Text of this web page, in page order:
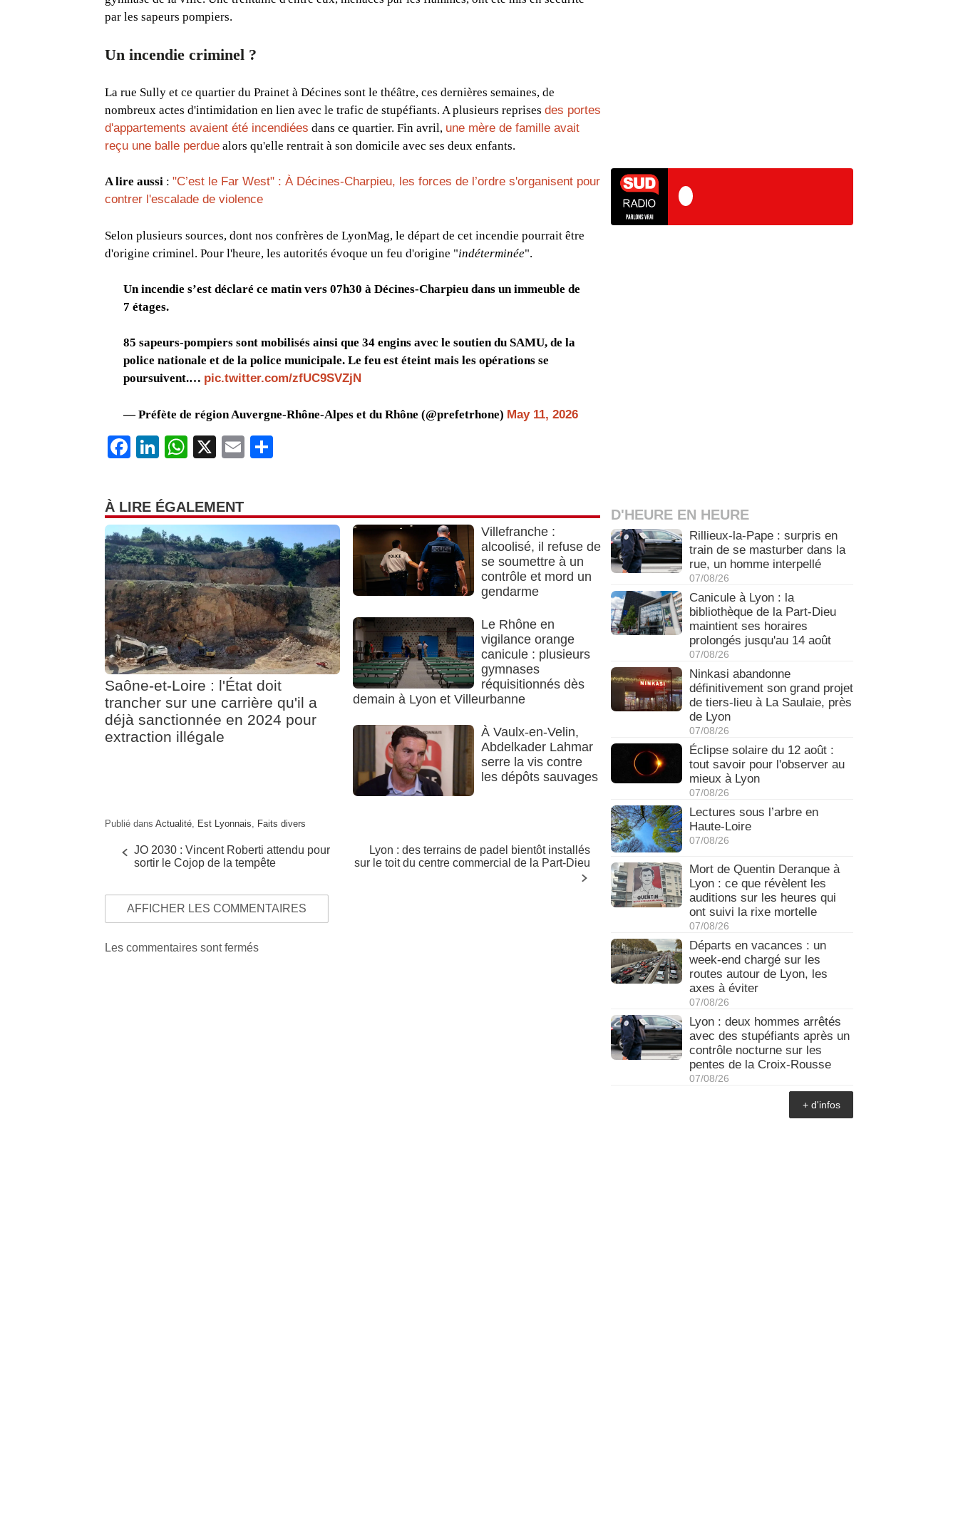
par les sapeurs pompiers.
Un incendie criminel ?
La rue Sully et ce quartier du Prainet à Décines sont le théâtre, ces dernières semaines, de
nombreux actes d'intimidation en lien avec le trafic de stupéfiants. A plusieurs reprises des portes
d'appartements avaient été incendiées dans ce quartier. Fin avril, une mère de famille avait
reçu une balle perdue alors qu'elle rentrait à son domicile avec ses deux enfants.
A lire aussi : "C’est le Far West" : À Décines-Charpieu, les forces de l’ordre s'organisent pour
contrer l'escalade de violence
Selon plusieurs sources, dont nos confrères de LyonMag, le départ de cet incendie pourrait être
d'origine criminel. Pour l'heure, les autorités évoque un feu d'origine "indéterminée".
Un incendie s’est déclaré ce matin vers 07h30 à Décines-Charpieu dans un immeuble de
7 étages.
85 sapeurs-pompiers sont mobilisés ainsi que 34 engins avec le soutien du SAMU, de la
police nationale et de la police municipale. Le feu est éteint mais les opérations se
poursuivent.… pic.twitter.com/zfUC9SVZjN
— Préfète de région Auvergne-Rhône-Alpes et du Rhône (@prefetrhone) May 11, 2026
F
e
b
o
o
k
Li
k
e
dI
n
W
s
A
p
p
X
E
g
er
À LIRE ÉGALEMENT
Saône-et-Loire : l'État doit
trancher sur une carrière qu'il a
déjà sanctionnée en 2024 pour
extraction illégale
Villefranche :
alcoolisé, il refuse de
se soumettre à un
contrôle et mord un
gendarme
Le Rhône en
vigilance orange
canicule : plusieurs
gymnases
réquisitionnés dès
demain à Lyon et Villeurbanne
À Vaulx-en-Velin,
Abdelkader Lahmar
serre la vis contre
les dépôts sauvages
Publié dans Actualité Est Lyonnais Faits divers
JO 2030 : Vincent Roberti attendu pour
sortir le Cojop de la tempête
Lyon : des terrains de padel bientôt installés
sur le toit du centre commercial de la Part-Dieu
AFFICHER LES COMMENTAIRES
Les commentaires sont fermés
D'HEURE EN HEURE
Rillieux-la-Pape : surpris en
train de se masturber dans la
rue, un homme interpellé
07/08/26
Canicule à Lyon : la
bibliothèque de la Part-Dieu
maintient ses horaires
prolongés jusqu'au 14 août
07/08/26
Ninkasi abandonne
définitivement son grand projet
de tiers-lieu à La Saulaie, près
de Lyon
07/08/26
Éclipse solaire du 12 août :
tout savoir pour l'observer au
mieux à Lyon
07/08/26
Lectures sous l’arbre en
Haute-Loire
07/08/26
Mort de Quentin Deranque à
Lyon : ce que révèlent les
auditions sur les heures qui
ont suivi la rixe mortelle
07/08/26
Départs en vacances : un
week-end chargé sur les
routes autour de Lyon, les
axes à éviter
07/08/26
Lyon : deux hommes arrêtés
avec des stupéfiants après un
contrôle nocturne sur les
pentes de la Croix-Rousse
07/08/26
+ d'infos